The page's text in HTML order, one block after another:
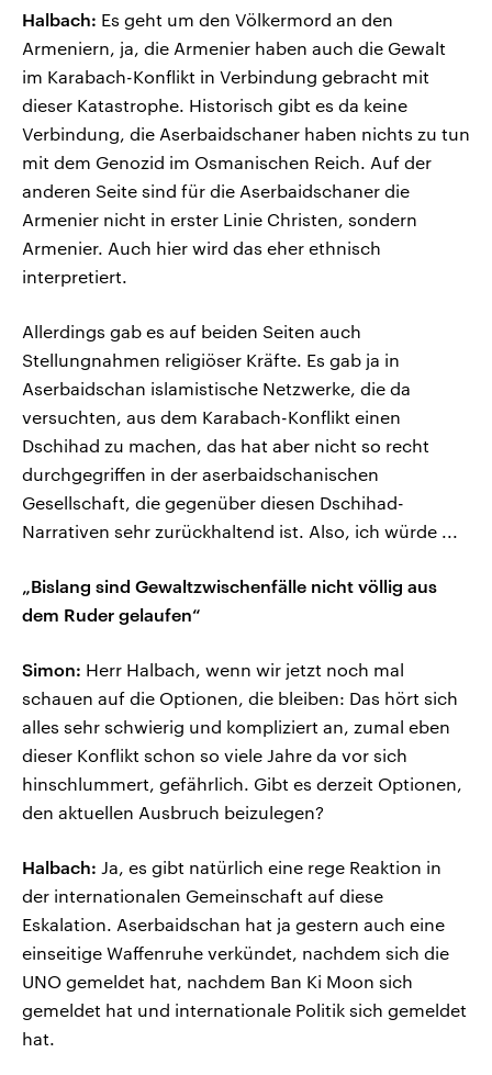
Halbach: Es geht um den Völkermord an den
Armeniern, ja, die Armenier haben auch die Gewalt
im Karabach-Konflikt in Verbindung gebracht mit
dieser Katastrophe. Historisch gibt es da keine
Verbindung, die Aserbaidschaner haben nichts zu tun
mit dem Genozid im Osmanischen Reich. Auf der
anderen Seite sind für die Aserbaidschaner die
Armenier nicht in erster Linie Christen, sondern
Armenier. Auch hier wird das eher ethnisch
interpretiert.
Allerdings gab es auf beiden Seiten auch
Stellungnahmen religiöser Kräfte. Es gab ja in
Aserbaidschan islamistische Netzwerke, die da
versuchten, aus dem Karabach-Konflikt einen
Dschihad zu machen, das hat aber nicht so recht
durchgegriffen in der aserbaidschanischen
Gesellschaft, die gegenüber diesen Dschihad-
Narrativen sehr zurückhaltend ist. Also, ich würde ...
„Bislang sind Gewaltzwischenfälle nicht völlig aus
dem Ruder gelaufen“
Simon: Herr Halbach, wenn wir jetzt noch mal
schauen auf die Optionen, die bleiben: Das hört sich
alles sehr schwierig und kompliziert an, zumal eben
dieser Konflikt schon so viele Jahre da vor sich
hinschlummert, gefährlich. Gibt es derzeit Optionen,
den aktuellen Ausbruch beizulegen?
Halbach: Ja, es gibt natürlich eine rege Reaktion in
der internationalen Gemeinschaft auf diese
Eskalation. Aserbaidschan hat ja gestern auch eine
einseitige Waffenruhe verkündet, nachdem sich die
UNO gemeldet hat, nachdem Ban Ki Moon sich
gemeldet hat und internationale Politik sich gemeldet
hat.